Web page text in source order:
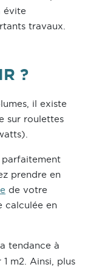
évite
travaux.
?
il existe
sur roulettes
prendre en
de votre
calculée en
tendance à
m2. Ainsi, plus